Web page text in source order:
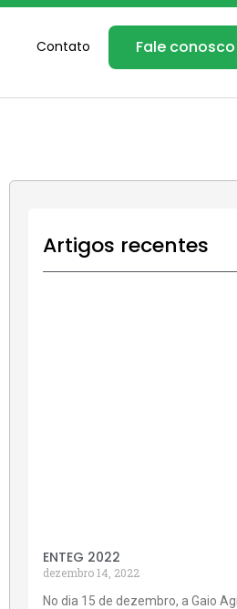
Contato Fale conosco
Artigos recentes
ENTEG 2022
dezembro 14, 2022
No dia 15 de dezembro, a Gaio